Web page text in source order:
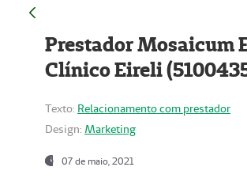
Prestador Mosaicum
Clínico Eireli
Texto: Relacionamento com prestador
Design: Marketing
07 de maio, 2021